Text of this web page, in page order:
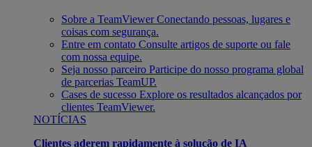
Sobre a TeamViewer Conectando pessoas, lugares e
coisas com segurança.
Entre em contato Consulte artigos de suporte ou fale
com nossa equipe.
Seja nosso parceiro Participe do nosso programa global
de parcerias TeamUP.
Cases de sucesso Explore os resultados alcançados por
clientes TeamViewer.
NOTÍCIAS
Clientes aderem rapidamente à solução de IA